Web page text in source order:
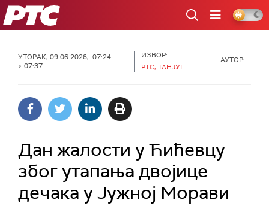
РТС
УТОРАК, 09.06.2026, 07:24 -
> 07:37
ИЗВОР:
РТС, ТАНЈУГ
АУТОР:
Дан жалости у Ћићевцу
због утапања двојице
дечака у Јужној Морави